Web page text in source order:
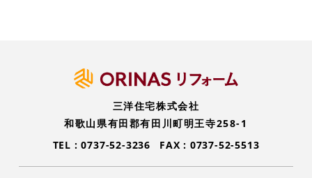
三洋住宅株式会社
和歌山県有田郡有田川町明王寺258-1
TEL :0737-52-3236 FAX : 0737-52-5513